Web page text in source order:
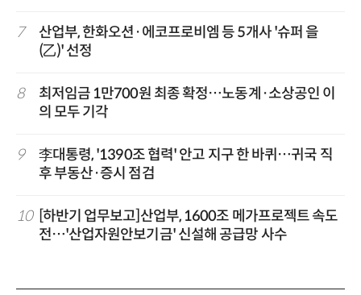
7
산업부, 한화오션·에코프로비엠 등 5개사 '슈퍼 을
(乙)' 선정
8
최저임금 1만700원 최종 확정…노동계·소상공인 이
의 모두 기각
9
李대통령, '1390조 협력' 안고 지구 한 바퀴…귀국 직
후 부동산·증시 점검
10 [하반기 업무보고]산업부, 1600조 메가프로젝트 속도
전…'산업자원안보기금' 신설해 공급망 사수